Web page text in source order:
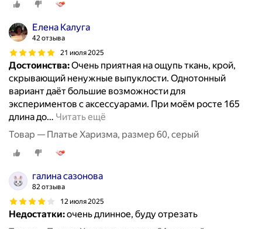
Елена Калуга
42 отзыва
21 июля 2025
Достоинства:Очень приятная на ощупь ткань, крой,
скрывающий ненужные выпуклости. Однотонный
вариант даёт большие возможности для
экспериментов с аксессуарами. При моём росте 165
длина до… Читать ещё
Товар — Платье Харизма, размер 60, серый
галина сазонова
82 отзыва
12 июля 2025
Недостатки:очень длинное, буду отрезать